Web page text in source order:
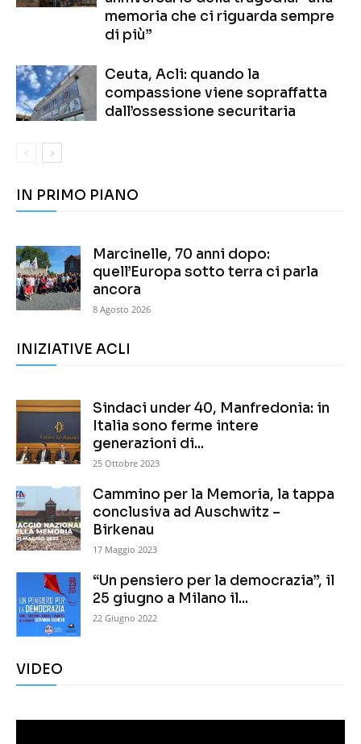
memoria che ci riguarda sempre
di più”
Ceuta, Acli: quando la
compassione viene sopraffatta
dall’ossessione securitaria
IN PRIMO PIANO
Marcinelle, 70 anni dopo:
quell’Europa sotto terra ci parla
ancora
8 Agosto 2026
INIZIATIVE ACLI
Sindaci under 40, Manfredonia: in
Italia sono ferme intere
generazioni di...
25 Ottobre 2023
Cammino per la Memoria, la tappa
conclusiva ad Auschwitz –
Birkenau
17 Maggio 2023
“Un pensiero per la democrazia”, il
25 giugno a Milano il...
22 Giugno 2022
VIDEO